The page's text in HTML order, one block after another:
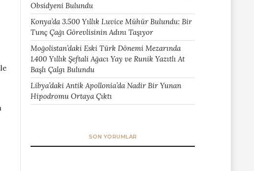
Obsidyeni Bulundu
Konya’da 3.500 Yıllık Luvice Mühür Bulundu: Bir
Tunç Çağı Görevlisinin Adını Taşıyor
Moğolistan’daki Eski Türk Dönemi Mezarında
1.400 Yıllık Şeftali Ağacı Yay ve Runik Yazıtlı At
Başlı Çalgı Bulundu
Libya’daki Antik Apollonia’da Nadir Bir Yunan
Hipodromu Ortaya Çıktı
SON YORUMLAR